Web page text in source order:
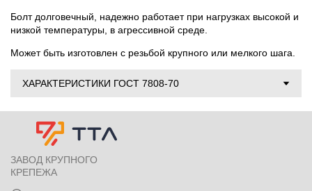
Болт долговечный, надежно работает при нагрузках высокой и
низкой температуры, в агрессивной среде.
Может быть изготовлен с резьбой крупного или мелкого шага.
ХАРАКТЕРИСТИКИ ГОСТ 7808-70
ЗАВОД КРУПНОГО
КРЕПЕЖА